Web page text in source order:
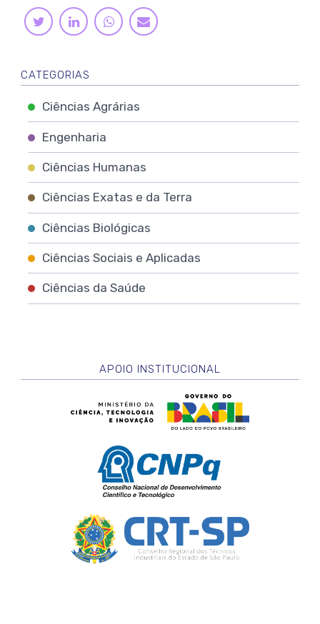
TWITTERLINKEDINWHATSAPP
E-
MAIL
CATEGORIAS
Ciências Agrárias
Engenharia
Ciências Humanas
Ciências Exatas e da Terra
Ciências Biológicas
Ciências Sociais e Aplicadas
Ciências da Saúde
APOIO INSTITUCIONAL